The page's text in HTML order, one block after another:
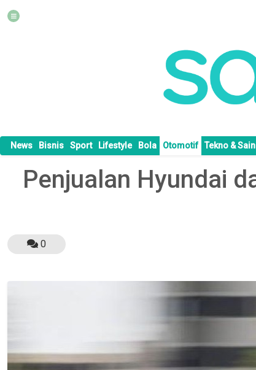
News Bisnis Sport Lifestyle Bola Otomotif Tekno &
Penjualan Hyundai
0